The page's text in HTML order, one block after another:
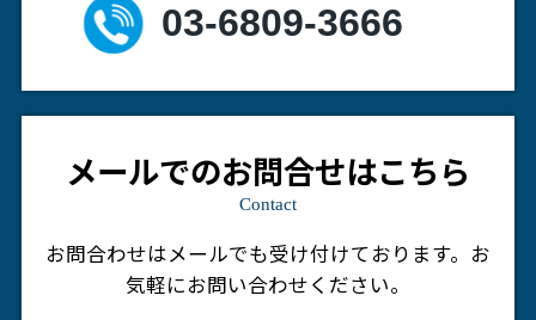
03-6809-3666
メールでのお問合せはこちら
Contact
お問合わせはメールでも受け付けております。 お
気軽にお問い合わせください。